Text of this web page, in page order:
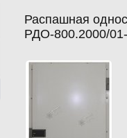
Распашная
РДО-800.2000/